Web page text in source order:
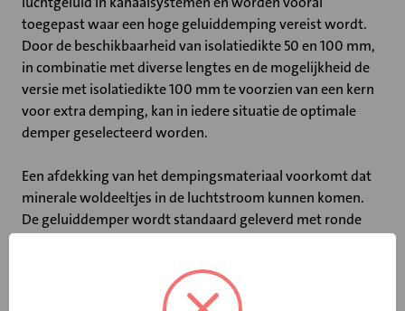
toegepast waar een hoge geluiddemping vereist wordt.
Door de beschikbaarheid van isolatiedikte 50 en 100 mm,
in combinatie met diverse lengtes en de mogelijkheid de
versie met isolatiedikte 100 mm te voorzien van een kern
voor extra demping, kan in iedere situatie de optimale
demper geselecteerd worden.
Een afdekking van het dempingsmateriaal voorkomt dat
minerale woldeeltjes in de luchtstroom kunnen komen.
De geluiddemper wordt standaard geleverd met ronde
Belangrijkste kenmerken:
• Maximale luchtsnelheid: 15 m/s